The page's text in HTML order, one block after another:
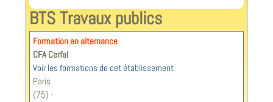
BTS Travaux publics
Formation en alternance
CFA Cerfal
Voir les formations de cet établissement
Paris
(75) -